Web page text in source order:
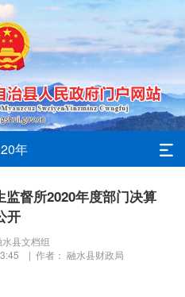
年
督所2020年度部门决算
开
县文档组
| 作者： 融水县财政局